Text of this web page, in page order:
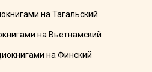
на Тагальский
на Вьетнамский
на Финский